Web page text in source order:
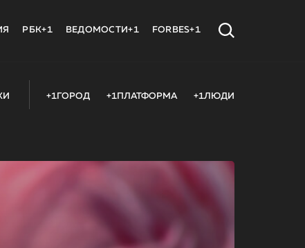
РБК+1 ВЕДОМОСТИ+1 FORBES+1
+1ГОРОД +1ПЛАТФОРМА +1ЛЮДИ